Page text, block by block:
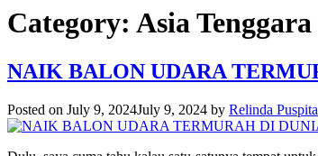
Category: Asia Tenggara
NAIK BALON UDARA
Posted on July 9, 2024July 9, 2024 by Relinda Puspita